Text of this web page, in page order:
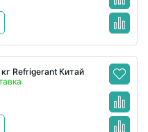
Refrigerant Китай